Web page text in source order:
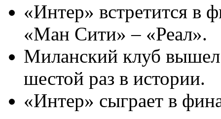
«Интер» встретится в
«Ман Сити» – «Реал».
Миланский клуб
шестой раз в истории.
«Интер» сыграет в